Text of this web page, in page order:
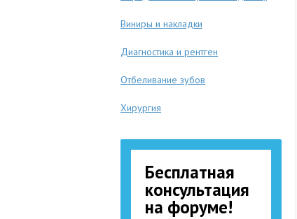
Виниры и накладки
Диагностика и рентген
Отбеливание зубов
Хирургия
Бесплатная
консультация
на форуме!